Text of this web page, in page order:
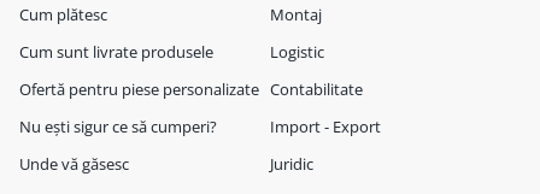
Cum plătesc
Cum sunt livrate produsele
Ofertă pentru piese personalizate
Nu ești sigur ce să cumperi?
Unde vă găsesc
Montaj
Logistic
Contabilitate
Import - Export
Juridic